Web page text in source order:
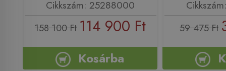
Cikkszám: 25288000
158 100 Ft 114 900 Ft
Kosárba
59 475 Ft